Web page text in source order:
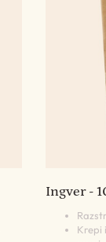
Ingver -
Krepi